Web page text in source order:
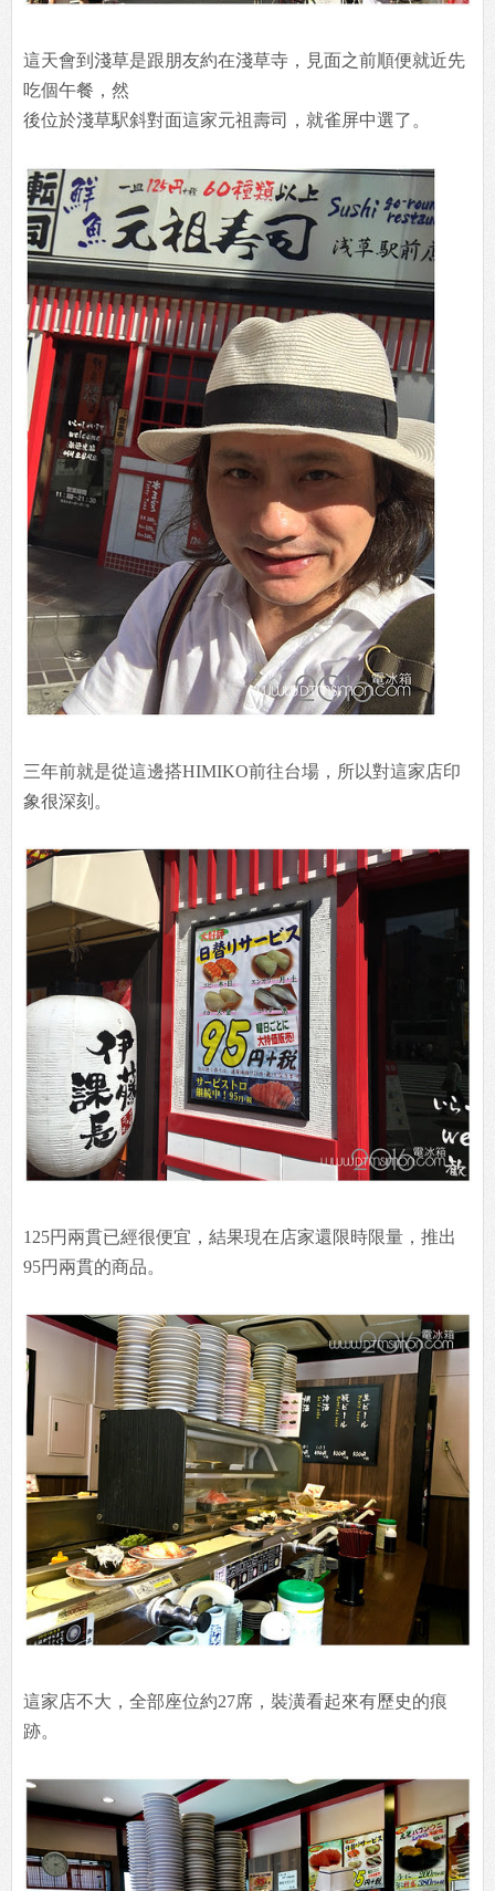
這天會到淺草是跟朋友約在淺草寺，見面之前順便就近先
吃個午餐，然
後位於淺草駅斜對面這家元祖壽司，就雀屏中選了。
三年前就是從這邊搭HIMIKO前往台場，所以對這家店印
象很深刻。
125円兩貫已經很便宜，結果現在店家還限時限量，推出
95円兩貫的商品。
這家店不大，全部座位約27席，裝潢看起來有歷史的痕
跡。